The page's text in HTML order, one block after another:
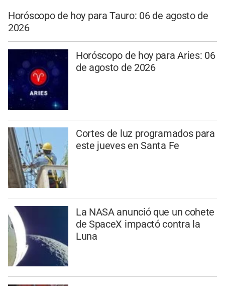
Horóscopo de hoy para Tauro: 06 de agosto de
2026
Horóscopo de hoy para Aries: 06
de agosto de 2026
Cortes de luz programados para
este jueves en Santa Fe
La NASA anunció que un cohete
de SpaceX impactó contra la
Luna